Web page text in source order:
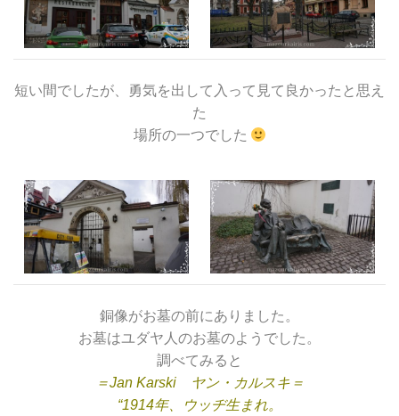
短い間でしたが、勇気を出して入って見て良かったと思え
た
場所の一つでした
銅像がお墓の前にありました。
お墓はユダヤ人のお墓のようでした。
調べてみると
＝Jan Karski ヤン・カルスキ＝
“1914年、ウッヂ生まれ。